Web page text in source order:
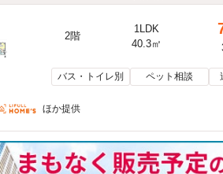
2階
1LDK
40.3㎡
バス・トイレ別 ペット相談
ほか提供